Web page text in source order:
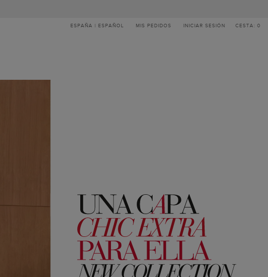
ESPAÑA | ESPAÑOL MIS PEDIDOS INICIAR SESIÓN CESTA: 0